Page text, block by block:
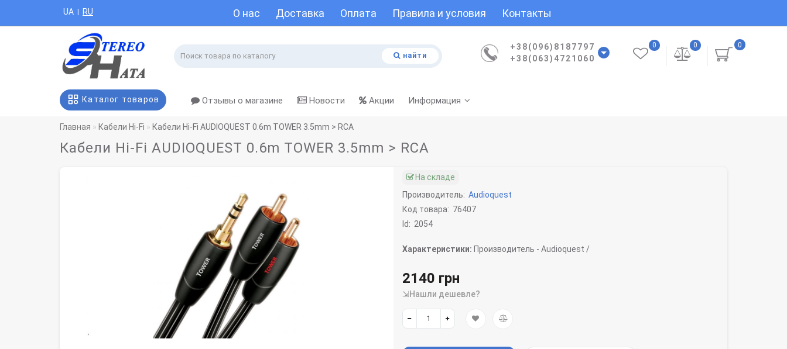
О нас Доставка Оплата Правила и условия Контакты
UA | RU
найти
+38(096)8187797
+38(063)4721060
0
0
0
Каталог товаров Отзывы о магазине Новости Акции Информация
Главная Кабели Hi-Fi Кабели Hi-Fi AUDIOQUEST 0.6m TOWER 3.5mm > RCA
Кабели Hi-Fi AUDIOQUEST 0.6m TOWER 3.5mm > RCA
На складе
Производитель: Audioquest
Код товара: 76407
Id: 2054
Характеристики: Производитель - Audioquest /
2140 грн
⇲Нашли дешевле?